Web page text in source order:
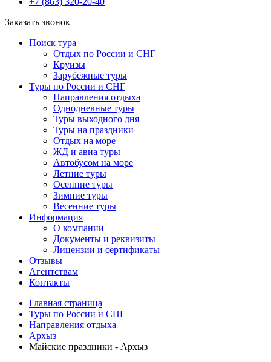
Заказать звонок
Поиск тура
Отдых по России и СНГ
Круизы
Зарубежные туры
Туры по России и СНГ
Направления отдыха
Однодневные туры
Туры выходного дня
Туры на праздники
Отдых на море
ЖД и авиа туры
Автобусом на море
Летние туры
Осенние туры
Зимние туры
Весенние туры
Информация
О компании
Документы и реквизиты
Лицензии и сертификаты
Отзывы
Агентствам
Контакты
Главная страница
Туры по России и СНГ
Направления отдыха
Архыз
Майские праздники - Архыз